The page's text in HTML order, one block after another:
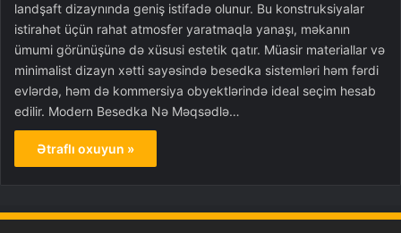
landşaft dizaynında geniş istifadə olunur. Bu konstruksiyalar
istirahət üçün rahat atmosfer yaratmaqla yanaşı, məkanın
ümumi görünüşünə də xüsusi estetik qatır. Müasir materiallar və
minimalist dizayn xətti sayəsində besedka sistemləri həm fərdi
evlərdə, həm də kommersiya obyektlərində ideal seçim hesab
edilir. Modern Besedka Nə Məqsədlə…
Ətraflı oxuyun »